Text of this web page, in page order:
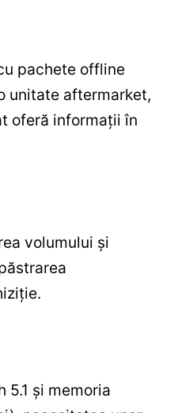
pachete offline
unitate aftermarket,
oferă informații în
volumului și
și memoria